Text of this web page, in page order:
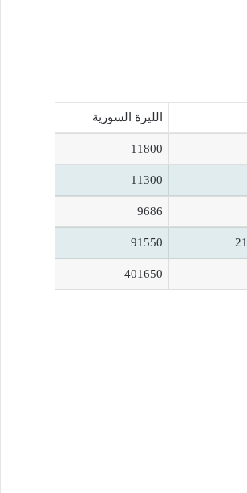
الليرة السورية
11800
11300
9686
91550
401650